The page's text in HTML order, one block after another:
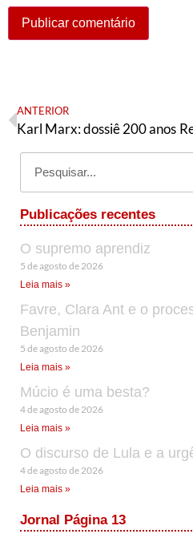
ANTERIOR
Karl Marx: dossiê 200 anos
Publicações recentes
O supremo aprendiz
5 de agosto de 2026
Leia mais »
Favre, Clara Ant e o
Benjamin
5 de agosto de 2026
Leia mais »
Múcio é uma besta?
4 de agosto de 2026
Leia mais »
O discurso de Lula e a
4 de agosto de 2026
Leia mais »
Jornal Página 13